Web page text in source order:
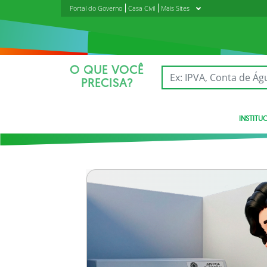
Portal do Governo Casa Civil Mais Sites
O QUE VOCÊ
PRECISA?